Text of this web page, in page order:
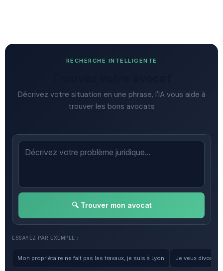
RECHERCHE INTELLIGENTE
Décrivez votre situation en une phrase, l'IA vous aide à
trouver les bons avocats
🔍 Trouver mon avocat
ESSAYEZ PAR EXEMPLE :
Mon propriétaire ne fait pas les travaux, je suis à Lyon Je veux